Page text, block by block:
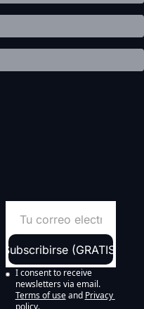
Subscribirse (GRATIS)
I consent to receive
newsletters via email.
Terms of use and Privacy
policy.